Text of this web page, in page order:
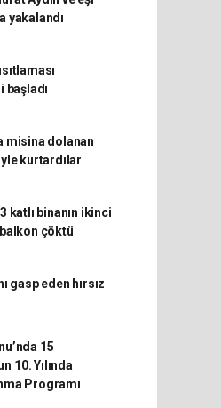
yakalandı
başladı
misina dolanan
kurtardılar
katlı binanın ikinci
çöktü
gasp eden hırsız
15
10. Yılında
Programı